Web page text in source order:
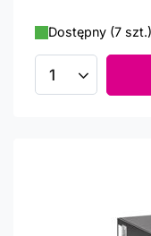
Dostępny (7 szt.)
Ilość produktów